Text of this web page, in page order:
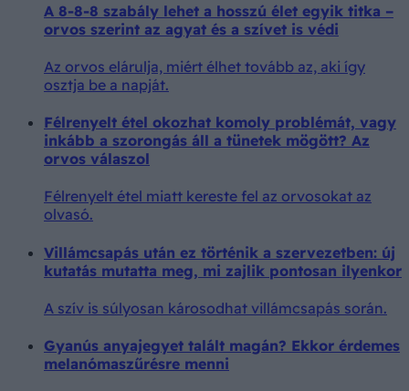
A 8-8-8 szabály lehet a hosszú élet egyik titka –
orvos szerint az agyat és a szívet is védi
Az orvos elárulja, miért élhet tovább az, aki így
osztja be a napját.
Félrenyelt étel okozhat komoly problémát, vagy
inkább a szorongás áll a tünetek mögött? Az
orvos válaszol
Félrenyelt étel miatt kereste fel az orvosokat az
olvasó.
Villámcsapás után ez történik a szervezetben: új
kutatás mutatta meg, mi zajlik pontosan ilyenkor
A szív is súlyosan károsodhat villámcsapás során.
Gyanús anyajegyet talált magán? Ekkor érdemes
melanómaszűrésre menni